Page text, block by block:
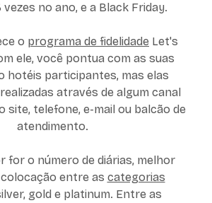
no ano, e a Black Friday.
o programa de fidelidade Let's
ele, você pontua com as suas
hotéis participantes, mas elas
através de algum canal
site, telefone, e-mail ou balcão de
atendimento.
for o número de diárias, melhor
entre as categorias
gold e platinum. Entre as